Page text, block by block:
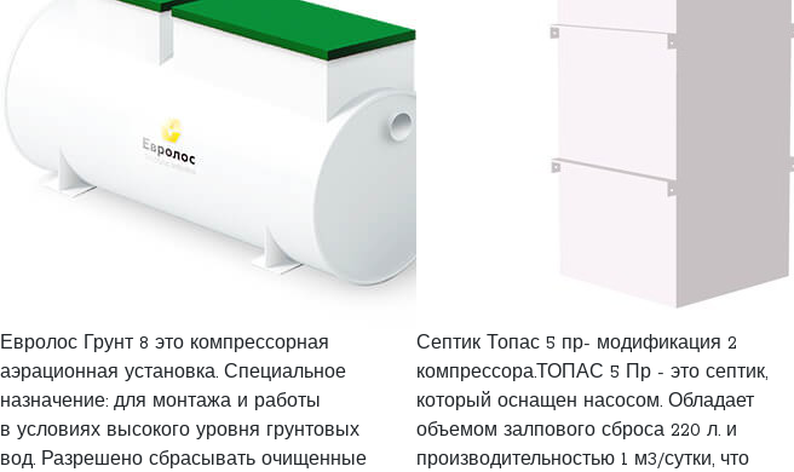
Евролос Грунт 8 это компрессорная
аэрационная установка. Специальное
назначение: для монтажа и работы
в условиях высокого уровня грунтовых
вод. Разрешено сбрасывать очищенные
Септик Топас 5 пр- модификация 2
компрессора.ТОПАС 5 Пр - это септик,
который оснащен насосом. Обладает
объемом залпового сброса 220 л. и
производительностью 1 м3/сутки, что